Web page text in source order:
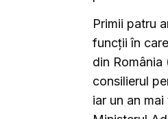
Primii patru
funcții în
din
consilierul
iar un an